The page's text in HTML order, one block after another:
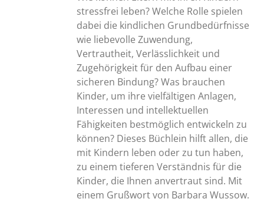
stressfrei leben? Welche Rolle spielen
dabei die kindlichen Grundbedürfnisse
wie liebevolle Zuwendung,
Vertrautheit, Verlässlichkeit und
Zugehörigkeit für den Aufbau einer
sicheren Bindung? Was brauchen
Kinder, um ihre vielfältigen Anlagen,
Interessen und intellektuellen
Fähigkeiten bestmöglich entwickeln zu
können? Dieses Büchlein hilft allen, die
mit Kindern leben oder zu tun haben,
zu einem tieferen Verständnis für die
Kinder, die Ihnen anvertraut sind. Mit
einem Grußwort von Barbara Wussow.